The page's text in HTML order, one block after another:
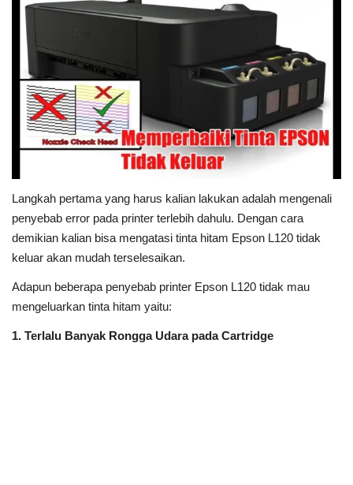
Langkah pertama yang harus kalian lakukan adalah mengenali
penyebab error pada printer terlebih dahulu. Dengan cara
demikian kalian bisa mengatasi tinta hitam Epson L120 tidak
keluar akan mudah terselesaikan.
Adapun beberapa penyebab printer Epson L120 tidak mau
mengeluarkan tinta hitam yaitu:
1. Terlalu Banyak Rongga Udara pada Cartridge